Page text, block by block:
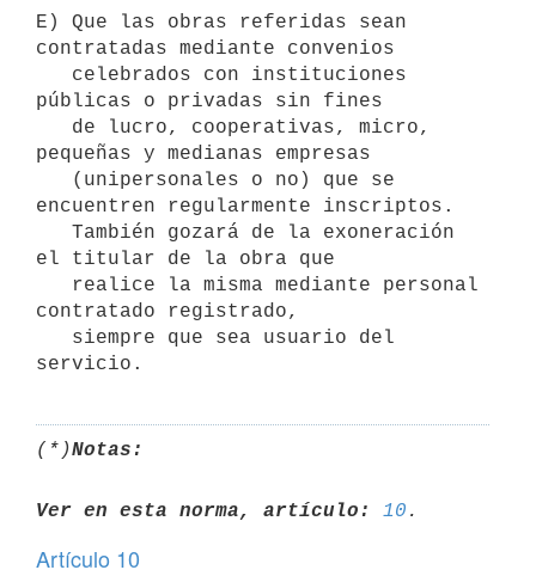
E) Que las obras referidas sean
contratadas mediante convenios
públicas o privadas sin fines
pequeñas y medianas empresas
encuentren regularmente inscriptos.
el titular de la obra que
contratado registrado,
(*)Notas:
Ver en esta norma, artículo: 10
Artículo 10